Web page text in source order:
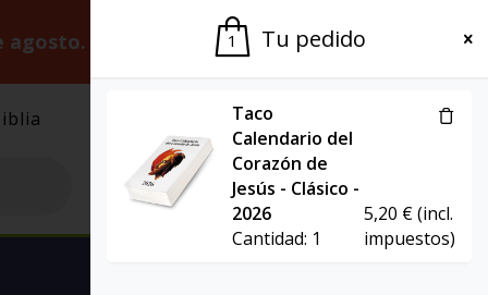
agosto. Gracias por la paciencia.
El Grupo
1 Tu pedido
Taco
Calendario del
Corazón de
Jesús - Clásico -
2026
Cantidad: 1
5,20 €(incl.
impuestos)